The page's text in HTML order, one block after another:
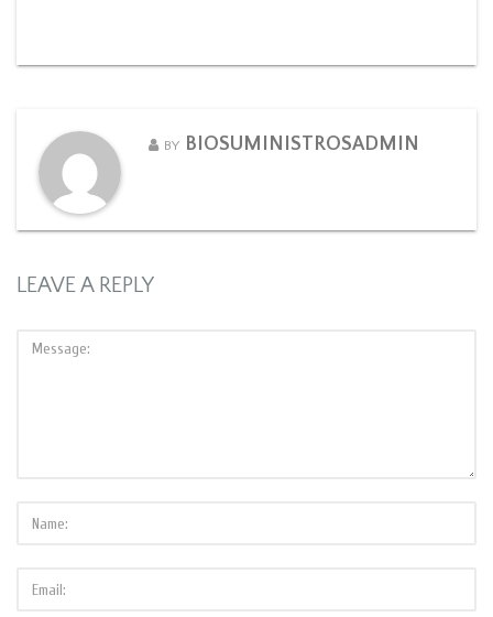
BY BIOSUMINISTROSADMIN
LEAVE A REPLY